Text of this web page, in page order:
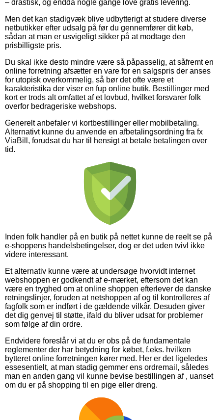
– drastisk, og endda nogle gange love gratis levering.
Men det kan stadigvæk blive udbytterigt at studere diverse
netbutikker efter udsalg på før du gennemfører dit køb,
sådan at man er usvigeligt sikker på at modtage den
prisbilligste pris.
Du skal ikke desto mindre være så påpasselig, at såfremt en
online forretning afsætter en vare for en salgspris der anses
for utopisk overkommelig, så bør det ofte være et
karakteristika der viser en fup online butik. Bestillinger med
kort er trods alt omfattet af et lovbud, hvilket forsvarer folk
overfor bedrageriske webshops.
Generelt anbefaler vi kortbestillinger eller mobilbetaling.
Alternativt kunne du anvende en afbetalingsordning fra fx
ViaBill, forudsat du har til hensigt at betale betalingen over
tid.
Inden folk handler på en butik på nettet kunne de reelt se på
e-shoppens handelsbetingelser, dog er det uden tvivl ikke
videre interessant.
Et alternativ kunne være at undersøge hvorvidt internet
webshoppen er godkendt af e-mærket, eftersom det kan
være en tryghed om at online shoppen efterlever de danske
retningslinjer, foruden at netshoppen af og til kontrolleres af
fagfolk som er indført i de gældende vilkår. Desuden giver
det dig genvej til støtte, ifald du bliver udsat for problemer
som følge af din ordre.
Endvidere foreslår vi at du er obs på de fundamentale
reglementer der har betydning for købet, f.eks. hvilken
bytteret online forretningen kører med. Her er det ligeledes
essesentielt, at man stadig gemmer ens ordremail, således
man en anden gang vil kunne bevise bestillingen af , uanset
om du er på shopping til en pige eller dreng.